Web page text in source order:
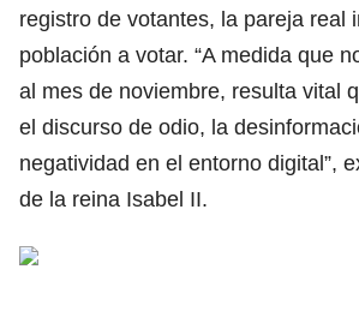
registro de votantes, la pareja real
población a votar. “A medida que
al mes de noviembre, resulta vital
el discurso de odio, la
negatividad en el entorno digital”,
de la reina Isabel II.